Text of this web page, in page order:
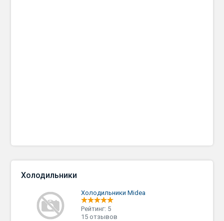
Холодильники
Холодильники Midea
Рейтинг: 5
15 отзывов